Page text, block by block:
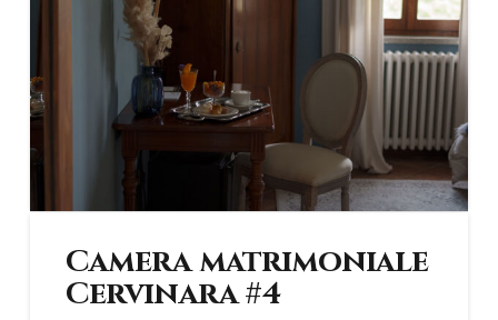
Camera matrimoniale
Cervinara #4